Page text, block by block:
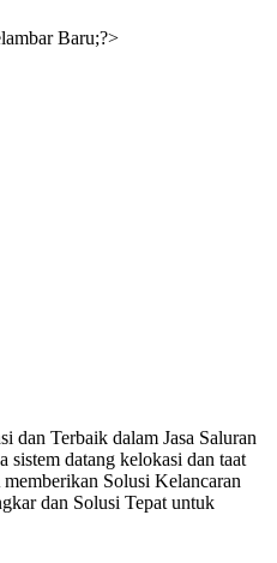
dan Terbaik dalam Jasa Saluran
sistem datang kelokasi dan taat
Solusi Kelancaran
dan Solusi Tepat untuk